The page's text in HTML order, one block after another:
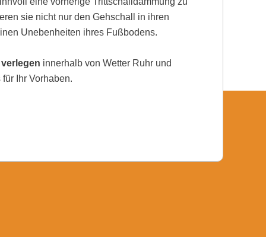
sie nicht nur den Gehschall in ihren
Unebenheiten ihres Fußbodens.
innerhalb von Wetter Ruhr und
Ihr Vorhaben.